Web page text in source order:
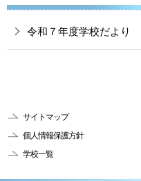
令和７年度学校だより
サイトマップ
個人情報保護方針
学校一覧